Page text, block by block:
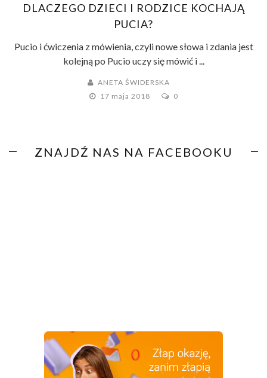
DLACZEGO DZIECI I RODZICE KOCHAJĄ
PUCIA?
Pucio i ćwiczenia z mówienia, czyli nowe słowa i zdania jest
kolejną po Pucio uczy się mówić i ...
ANETA ŚWIDERSKA
17 maja 2018
0
ZNAJDŹ NAS NA FACEBOOKU